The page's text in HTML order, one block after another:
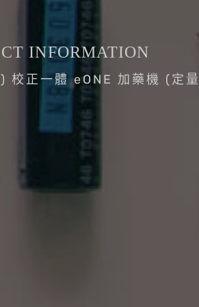
INFORMATION
正一體 eONE 加藥機 (定